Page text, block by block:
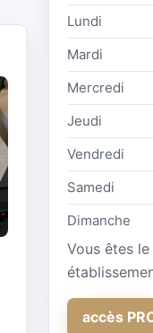
Lundi
Mardi
Mercredi
Jeudi
Vendredi
Samedi
Dimanche
Vous êtes
accès